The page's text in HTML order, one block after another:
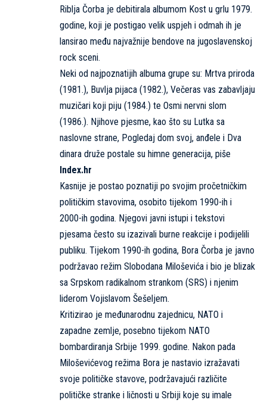
Riblja Čorba je debitirala albumom Kost u grlu 1979.
godine, koji je postigao velik uspjeh i odmah ih je
lansirao među najvažnije bendove na jugoslavenskoj
rock sceni.
Neki od najpoznatijih albuma grupe su: Mrtva priroda
(1981.), Buvlja pijaca (1982.), Večeras vas zabavljaju
muzičari koji piju (1984.) te Osmi nervni slom
(1986.). Njihove pjesme, kao što su Lutka sa
naslovne strane, Pogledaj dom svoj, anđele i Dva
dinara druže postale su himne generacija, piše
Index.hr
Kasnije je postao poznatiji po svojim pročetničkim
političkim stavovima, osobito tijekom 1990-ih i
2000-ih godina. Njegovi javni istupi i tekstovi
pjesama često su izazivali burne reakcije i podijelili
publiku. Tijekom 1990-ih godina, Bora Čorba je javno
podržavao režim Slobodana Miloševića i bio je blizak
sa Srpskom radikalnom strankom (SRS) i njenim
liderom Vojislavom Šešeljem.
Kritizirao je međunarodnu zajednicu, NATO i
zapadne zemlje, posebno tijekom NATO
bombardiranja Srbije 1999. godine. Nakon pada
Miloševićevog režima Bora je nastavio izražavati
svoje političke stavove, podržavajući različite
političke stranke i ličnosti u Srbiji koje su imale